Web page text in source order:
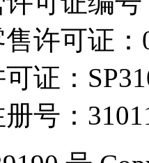
许可证：
证：
号：